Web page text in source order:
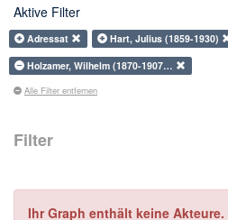
Aktive Filter
Adressat
Hart, Julius (1859-1930)
Holzamer, Wilhelm (1870-1907…
Alle Filter entfernen
Filter
Ihr Graph enthält keine Akteure.